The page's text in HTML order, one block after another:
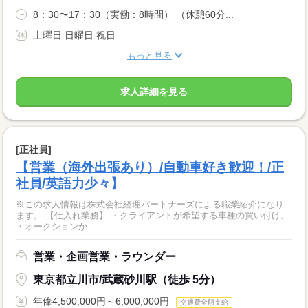
8：30〜17：30（実働：8時間） （休憩60分...
土曜日 日曜日 祝日
もっと見る
求人詳細を見る
[正社員]
【営業（海外出張あり）/自動車好き歓迎！/正
社員/英語力少々】
※この求人情報は株式会社経理パートナーズによる職業紹介になり
ます。 【仕入れ業務】 ・クライアントが希望する車種の買い付け。
・オークションか...
営業・企画営業・ラウンダー
東京都立川市/武蔵砂川駅（徒歩 5分）
年俸4,500,000円～6,000,000円 交通費全額支給